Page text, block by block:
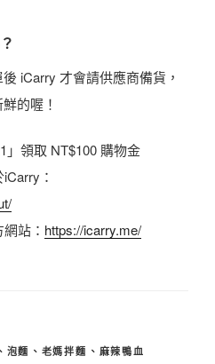
iCarry 才會請供應商備貨，
的喔！
領取 NT$100 購物金
：
站： https://icarry.me/
、 泡麵 、 老媽拌麵 、 麻辣鴨血